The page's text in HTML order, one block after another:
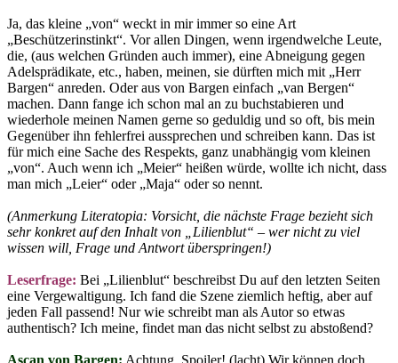
Ja, das kleine „von“ weckt in mir immer so eine Art
„Beschützerinstinkt“. Vor allen Dingen, wenn irgendwelche Leute,
die, (aus welchen Gründen auch immer), eine Abneigung gegen
Adelsprädikate, etc., haben, meinen, sie dürften mich mit „Herr
Bargen“ anreden. Oder aus von Bargen einfach „van Bergen“
machen. Dann fange ich schon mal an zu buchstabieren und
wiederhole meinen Namen gerne so geduldig und so oft, bis mein
Gegenüber ihn fehlerfrei aussprechen und schreiben kann. Das ist
für mich eine Sache des Respekts, ganz unabhängig vom kleinen
„von“. Auch wenn ich „Meier“ heißen würde, wollte ich nicht, dass
man mich „Leier“ oder „Maja“ oder so nennt.
(Anmerkung Literatopia: Vorsicht, die nächste Frage bezieht sich
sehr konkret auf den Inhalt von „Lilienblut“ – wer nicht zu viel
wissen will, Frage und Antwort überspringen!)
Leserfrage: Bei „Lilienblut“ beschreibst Du auf den letzten Seiten
eine Vergewaltigung. Ich fand die Szene ziemlich heftig, aber auf
jeden Fall passend! Nur wie schreibt man als Autor so etwas
authentisch? Ich meine, findet man das nicht selbst zu abstoßend?
Ascan von Bargen: Achtung, Spoiler! (lacht) Wir können doch